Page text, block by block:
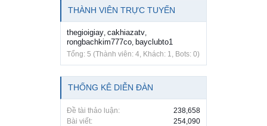
THÀNH VIÊN TRỰC TUYẾN
thegioigiay cakhiazatv
rongbachkim777co bayclubto1
Tổng: 5 (Thành viên: 4, Khách: 1, Bots: 0)
THỐNG KÊ DIỄN ĐÀN
Đề tài thảo luận:
238,658
Bài viết:
254,090